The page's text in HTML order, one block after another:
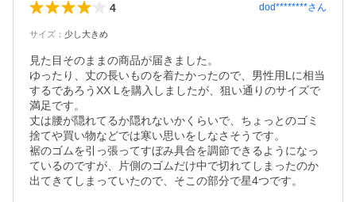
4 dod********さん
サイズ ： 少し大きめ
見た目そのままの商品が届きました。
ゆったり、丈の長いものを着たかったので、男性用Lに相当
するであろうXX Lを購入しましたが、狙い通りのサイズで
満足です。
丈は腰が隠れてるか隠れないかくらいで、ちょっとのゴミ
捨てや買い物などでは寒い思いをしなさそうです。
裾のゴムを引っ張ってすぼみ具合を調節できるようになっ
ているのですが、片側のゴムだけ中で切れてしまったのか
出てきてしまっていたので、そこの部分で星4つです。